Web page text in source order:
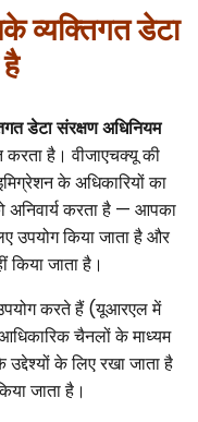
व्यक्तिगत डेटा
डेटा संरक्षण अधिनियम
है। वीजाएचक्यू की
के अधिकारियों का
अनिवार्य करता है — आपका
किया जाता है और
जाता है।
करते हैं (यूआरएल में
चैनलों के माध्यम
के लिए रखा जाता है
जाता है।